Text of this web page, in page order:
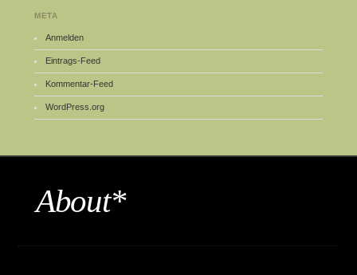
META
Anmelden
Eintrags-Feed
Kommentar-Feed
WordPress.org
About*